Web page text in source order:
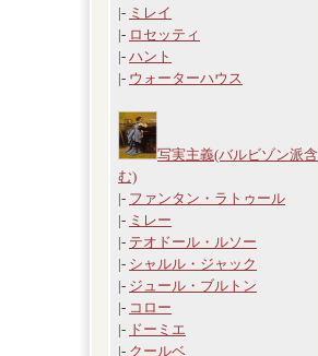
|- ミレイ
|- ロセッティ
|- ハント
|- ウォーターハウス
写実主義(バルビゾン派含
む)
|- ファンタン・ラトゥール
|- ミレー
|- テオドール・ルソー
|- シャルル・ジャック
|- ジュール・ブルトン
|- コロー
|- ドーミエ
|- クールベ